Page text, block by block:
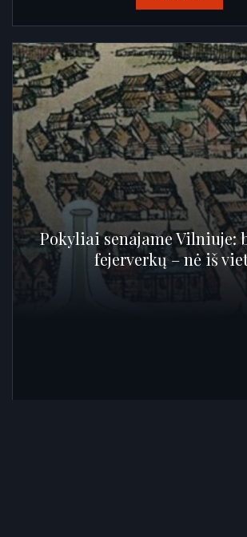
Pokyliai senajame Vilniuje:
fejerverkų – nė iš